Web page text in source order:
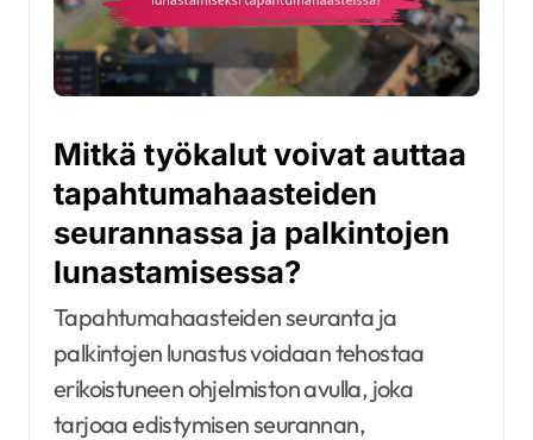
Mitkä työkalut voivat auttaa
tapahtumahaasteiden
seurannassa ja palkintojen
lunastamisessa?
Tapahtumahaasteiden seuranta ja
palkintojen lunastus voidaan tehostaa
erikoistuneen ohjelmiston avulla, joka
tarjoaa edistymisen seurannan,